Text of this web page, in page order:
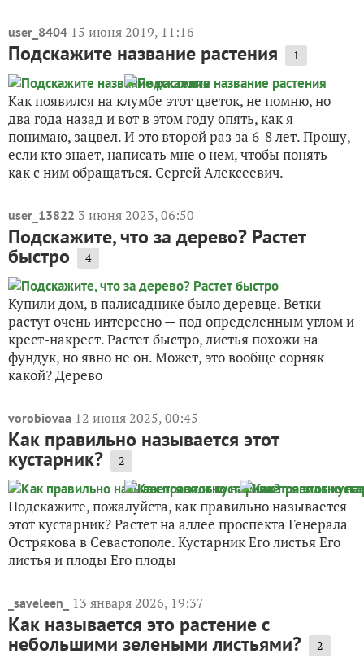
user_8404 15 июня 2019, 11:16
Подскажите название растения 1
Как появился на клумбе этот цветок, не помню, но
два года назад и вот в этом году опять, как я
понимаю, зацвел. И это второй раз за 6-8 лет. Прошу,
если кто знает, написать мне о нем, чтобы понять —
как с ним обращаться. Сергей Алексеевич.
user_13822 3 июня 2023, 06:50
Подскажите, что за дерево? Растет
быстро 4
Купили дом, в палисаднике было деревце. Ветки
растут очень интересно — под определенным углом и
крест-накрест. Растет быстро, листья похожи на
фундук, но явно не он. Может, это вообще сорняк
какой? Дерево
vorobiovaa 12 июня 2025, 00:45
Как правильно называется этот
кустарник? 2
Подскажите, пожалуйста, как правильно называется
этот кустарник? Растет на аллее проспекта Генерала
Острякова в Севастополе. Кустарник Его листья Его
листья и плоды Его плоды
_saveleen_ 13 января 2026, 19:37
Как называется это растение с
небольшими зелеными листьями? 2